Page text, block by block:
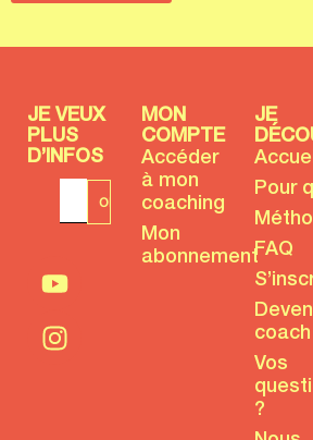
JE VEUX
PLUS
D’INFOS
MON
COMPTE
Accéder
à mon
coaching
Mon
abonnement
JE
Pour
FAQ
coach
Vos
?